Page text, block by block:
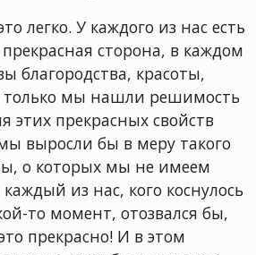
легко. У каждого из нас есть
прекрасная сторона, в каждом
благородства, красоты,
только мы нашли решимость
этих прекрасных свойств
выросли бы в меру такого
о которых мы не имеем
из нас, кого коснулось
то момент, отозвался бы,
прекрасно! И в этом